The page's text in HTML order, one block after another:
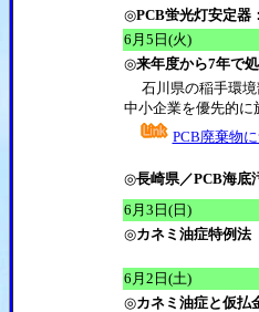
◎PCB蛍光灯安定器
6月5日(火)
◎来年度から7年で
石川県の稲手環境
中小企業を優先的に
PCB廃棄物
◎長崎県／PCB海
6月3日(日)
◎カネミ油症特例
6月2日(土)
◎カネミ油症と仮払